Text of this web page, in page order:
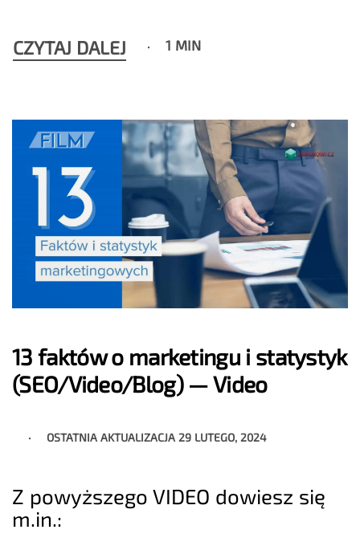
CZYTAJ DALEJ 1 MIN
13 faktów o marketingu i statystyk
(SEO/Video/Blog) — Video
OSTATNIA AKTUALIZACJA 29 LUTEGO, 2024
Z powyższego VIDEO dowiesz się
m.in.: